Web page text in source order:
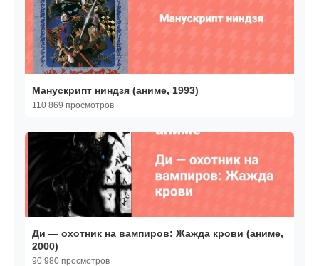
Манускрипт ниндзя (аниме, 1993)
110 869 просмотров
Ди — охотник на вампиров: Жажда крови (аниме,
2000)
90 980 просмотров